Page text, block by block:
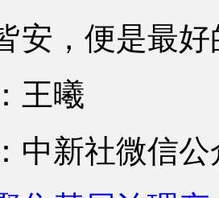
，便是最好
曦
新社微信公